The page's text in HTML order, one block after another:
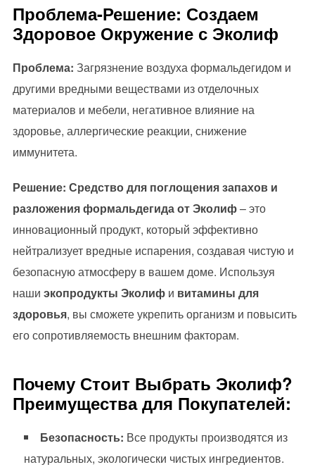
Проблема-Решение: Создаем
Здоровое Окружение с Эколиф
Проблема: Загрязнение воздуха формальдегидом и
другими вредными веществами из отделочных
материалов и мебели, негативное влияние на
здоровье, аллергические реакции, снижение
иммунитета.
Решение: Средство для поглощения запахов и
разложения формальдегида от Эколиф– это
инновационный продукт, который эффективно
нейтрализует вредные испарения, создавая чистую и
безопасную атмосферу в вашем доме. Используя
наши экопродукты Эколифи витамины для
здоровья, вы сможете укрепить организм и повысить
его сопротивляемость внешним факторам.
Почему Стоит Выбрать Эколиф?
Преимущества для Покупателей:
Безопасность: Все продукты производятся из
натуральных, экологически чистых ингредиентов.